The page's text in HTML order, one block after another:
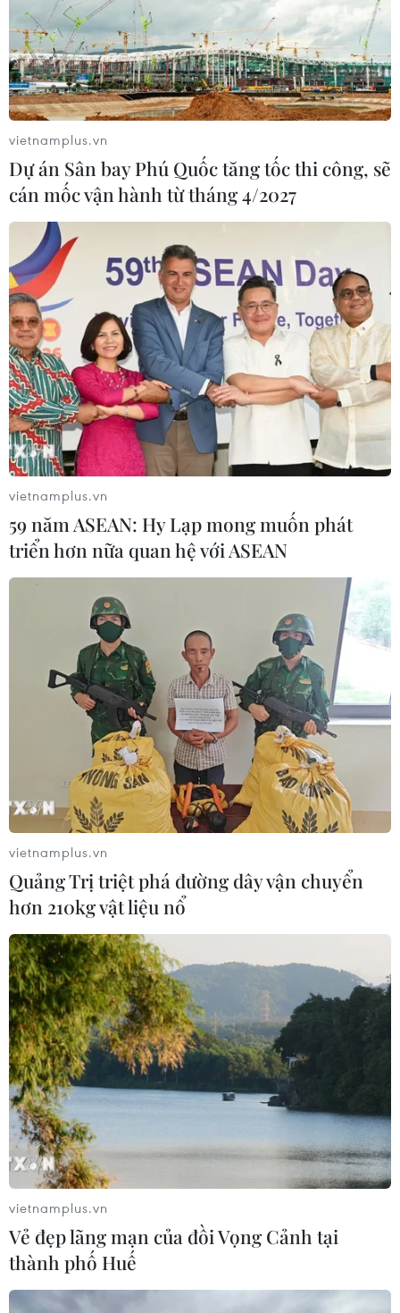
vietnamplus.vn
Dự án Sân bay Phú Quốc tăng tốc thi công, sẽ
cán mốc vận hành từ tháng 4/2027
vietnamplus.vn
59 năm ASEAN: Hy Lạp mong muốn phát
triển hơn nữa quan hệ với ASEAN
vietnamplus.vn
Quảng Trị triệt phá đường dây vận chuyển
hơn 210kg vật liệu nổ
vietnamplus.vn
Vẻ đẹp lãng mạn của đồi Vọng Cảnh tại
thành phố Huế